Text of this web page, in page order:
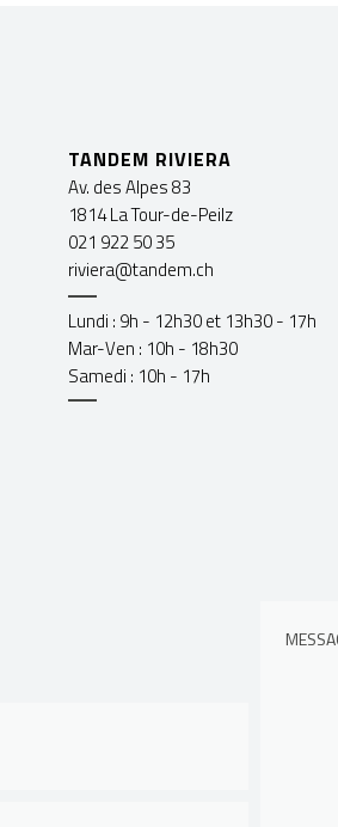
TANDEM RIVIERA
Av. des Alpes 83
1814 La Tour-de-Peilz
021 922 50 35
riviera@tandem.ch
Lundi : 9h - 12h30 et 13h30 - 17h
Mar-Ven : 10h - 18h30
Samedi : 10h - 17h